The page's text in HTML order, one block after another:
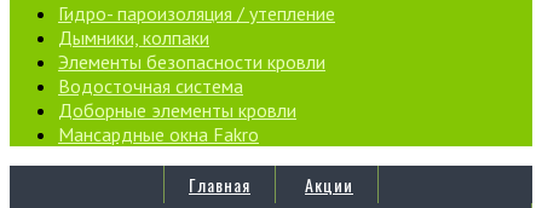
Гидро- пароизоляция / утепление
Дымники, колпаки
Элементы безопасности кровли
Водосточная система
Доборные элементы кровли
Мансардные окна Fakro
Главная
Акции